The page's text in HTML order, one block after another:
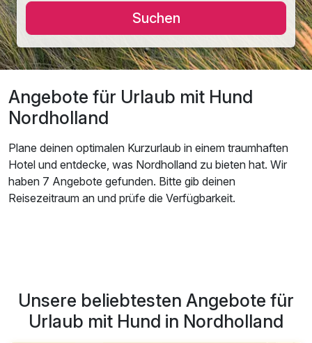
Suchen
Angebote für Urlaub mit Hund
Nordholland
Plane deinen optimalen Kurzurlaub in einem traumhaften
Hotel und entdecke, was Nordholland zu bieten hat. Wir
haben 7 Angebote gefunden. Bitte gib deinen
Reisezeitraum an und prüfe die Verfügbarkeit.
Unsere beliebtesten Angebote für
Urlaub mit Hund in Nordholland